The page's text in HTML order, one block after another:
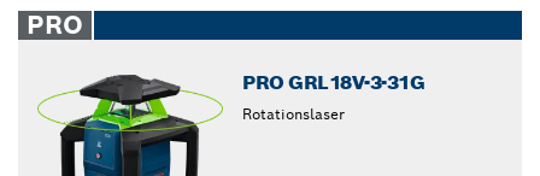
PRO
PRO GRL18V-3-31G
Rotationslaser